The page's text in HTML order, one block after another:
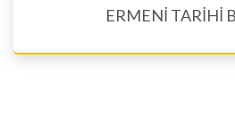
ERMENİ TARİHİ